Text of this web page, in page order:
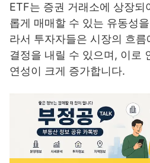
ETF는 증권 거래소에 상장되
롭게 매매할 수 있는 유동성
라서 투자자들은 시장의 흐
결정을 내릴 수 있으며, 이로
연성이 크게 증가합니다.